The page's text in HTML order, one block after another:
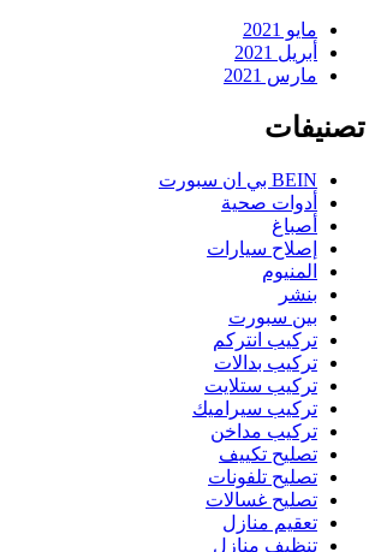
مايو 2021
أبريل 2021
مارس 2021
تصنيفات
BEIN بي ان سبورت
أدوات صحية
أصباغ
إصلاح سيارات
المنيوم
بنشر
بين سبورت
تركيب انتركم
تركيب بدالات
تركيب ستلايت
تركيب سيراميك
تركيب مداخن
تصليح تكييف
تصليح تلفونات
تصليح غسالات
تعقيم منازل
تنظيف منازل